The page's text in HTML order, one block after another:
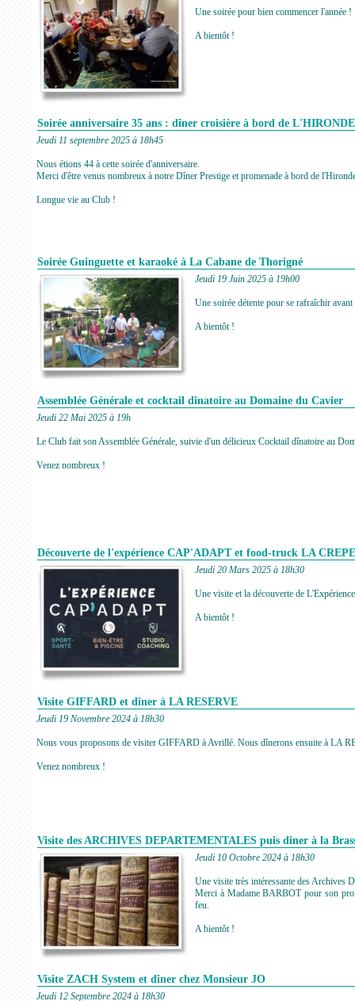
Une soirée pour bien commencer l'année !
A bientôt !
Soirée anniversaire 35 ans : dîner croisière à bord de
Jeudi 11 septembre 2025 à 18h45
Nous étions 44 à cette soirée d'anniversaire.
Merci d'être venus nombreux à notre Dîner Prestige et promenade à bord de
Longue vie au Club !
Soirée Guinguette et karaoké à La Cabane de Thorigné
Jeudi 19 Juin 2025 à 19h00
Une soirée détente pour se rafraîchir avant
A bientôt !
Assemblée Générale et cocktail dînatoire au Domaine du Cavier
Jeudi 22 Mai 2025 à 19h
Le Club fait son Assemblée Générale, suivie d'un délicieux Cocktail dînatoire au
Venez nombreux !
Découverte de l'expérience CAP'ADAPT et food-truck LA
Jeudi 20 Mars 2025 à 18h30
Une visite et la découverte de
A bientôt !
Visite GIFFARD et dîner à LA RESERVE
Jeudi 19 Novembre 2024 à 18h30
Nous vous proposons de visiter GIFFARD à Avrillé. Nous dînerons ensuite à LA
Venez nombreux !
Visite des ARCHIVES DEPARTEMENTALES puis dîner à la
Jeudi 10 Octobre 2024 à 18h30
Une visite très intéressante des Archives
Merci à Madame BARBOT pour son
feu.
A bientôt !
Visite ZACH System et dîner chez Monsieur JO
Jeudi 12 Septembre 2024 à 18h30